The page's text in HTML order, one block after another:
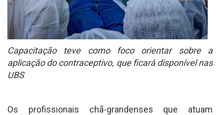
Capacitação teve como foco orientar sobre a
aplicação do contraceptivo, que ficará disponível nas
UBS
Os profissionais chã-grandenses que atuam